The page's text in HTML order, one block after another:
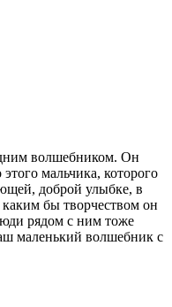
волшебником. Он
мальчика, которого
доброй улыбке, в
бы творчеством он
рядом с ним тоже
маленький волшебник с